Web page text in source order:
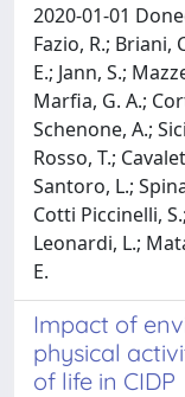
2020-01-01
Fazio, R.; Briani,
E.; Jann, S.;
Marfia, G. A.;
Schenone, A.;
Rosso, T.;
Santoro, L.;
Cotti Piccinelli,
Leonardi, L.;
E.
Impact of
physical
of life in CIDP